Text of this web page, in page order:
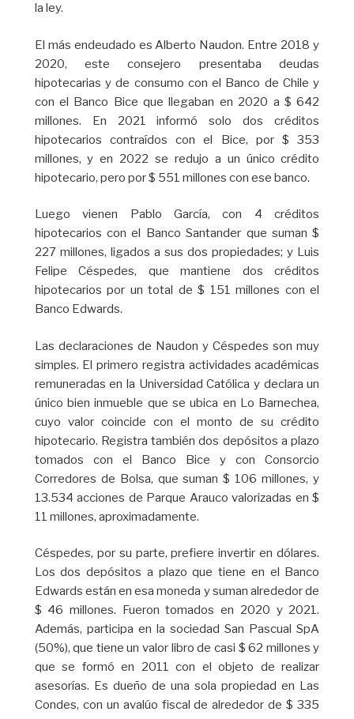
la ley.
El más endeudado es Alberto Naudon. Entre 2018 y
2020, este consejero presentaba deudas
hipotecarias y de consumo con el Banco de Chile y
con el Banco Bice que llegaban en 2020 a $ 642
millones. En 2021 informó solo dos créditos
hipotecarios contraídos con el Bice, por $ 353
millones, y en 2022 se redujo a un único crédito
hipotecario, pero por $ 551 millones con ese banco.
Luego vienen Pablo García, con 4 créditos
hipotecarios con el Banco Santander que suman $
227 millones, ligados a sus dos propiedades; y Luis
Felipe Céspedes, que mantiene dos créditos
hipotecarios por un total de $ 151 millones con el
Banco Edwards.
Las declaraciones de Naudon y Céspedes son muy
simples. El primero registra actividades académicas
remuneradas en la Universidad Católica y declara un
único bien inmueble que se ubica en Lo Barnechea,
cuyo valor coincide con el monto de su crédito
hipotecario. Registra también dos depósitos a plazo
tomados con el Banco Bice y con Consorcio
Corredores de Bolsa, que suman $ 106 millones, y
13.534 acciones de Parque Arauco valorizadas en $
11 millones, aproximadamente.
Céspedes, por su parte, prefiere invertir en dólares.
Los dos depósitos a plazo que tiene en el Banco
Edwards están en esa moneda y suman alrededor de
$ 46 millones. Fueron tomados en 2020 y 2021.
Además, participa en la sociedad San Pascual SpA
(50%), que tiene un valor libro de casi $ 62 millones y
que se formó en 2011 con el objeto de realizar
asesorías. Es dueño de una sola propiedad en Las
Condes, con un avalúo fiscal de alrededor de $ 335